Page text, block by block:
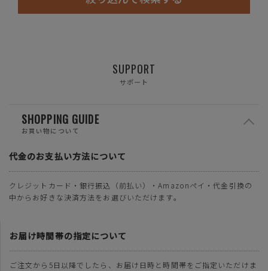
SUPPORT
サポート
SHOPPING GUIDE
お買い物について
代金のお支払い方法について
クレジットカード・銀行振込（前払い）・Amazonペイ・代金引換の
中からお好きな決済方法をお選びいただけます。
お届け時間帯の指定について
ご注文から5日以降でしたら、お届け日時と時間帯をご指定いただけま